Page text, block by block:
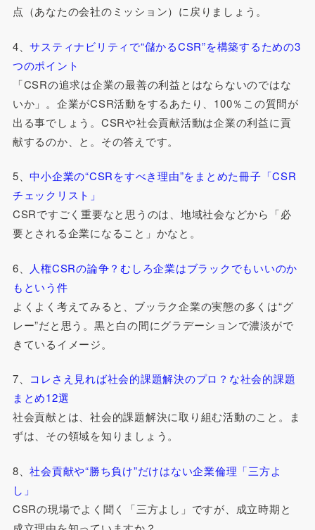
点（あなたの会社のミッション）に戻りましょう。
4、サスティナビリティで“儲かるCSR”を構築するための3
つのポイント
「CSRの追求は企業の最善の利益とはならないのではな
いか」。企業がCSR活動をするあたり、100％この質問が
出る事でしょう。CSRや社会貢献活動は企業の利益に貢
献するのか、と。その答えです。
5、中小企業の“CSRをすべき理由”をまとめた冊子「CSR
チェックリスト」
CSRですごく重要なと思うのは、地域社会などから「必
要とされる企業になること」かなと。
6、
人権CSRの論争？むしろ企業はブラックでもいいのか
もという件
よくよく考えてみると、ブッラク企業の実態の多くは“グ
レー”だと思う。黒と白の間にグラデーションで濃淡がで
きているイメージ。
7、 コレさえ見れば社会的課題解決のプロ？な社会的課題
まとめ12選
社会貢献とは、社会的課題解決に取り組む活動のこと。ま
ずは、その領域を知りましょう。
8、社会貢献や“勝ち負け”だけはない企業倫理「三方よ
し」
CSRの現場でよく聞く「三方よし」ですが、成立時期と